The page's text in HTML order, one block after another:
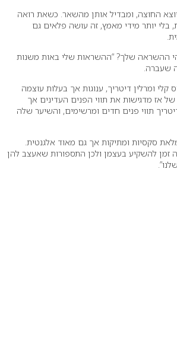
יוצא החוצה, ומבדיל אותן מהשאר. כשאת רואה
בלי יותר מידי מאמץ, זה עושה פלאים גם
ההשראה שלך? “ההשראות שלי באות משנות
קלי ומרלין דיטריך, ענוגות אך בעלות עוצמה
אז מדגישות את תווי הפנים העדינים אך
תווי פנים חדים ומרשימים, והשיער שלה
סקסיות ומתיקות אך גם מאוד אלגנטית.
זמן להשקיע בעצמן ולכן התספורות שאעצב להן